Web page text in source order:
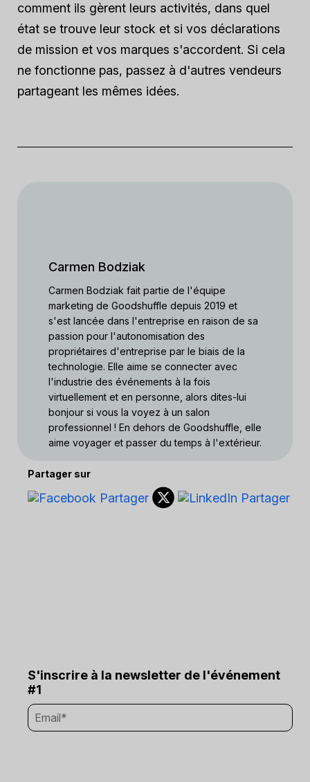
comment ils gèrent leurs activités, dans quel
état se trouve leur stock et si vos déclarations
de mission et vos marques s'accordent. Si cela
ne fonctionne pas, passez à d'autres vendeurs
partageant les mêmes idées.
Carmen Bodziak
Carmen Bodziak fait partie de l'équipe
marketing de Goodshuffle depuis 2019 et
s'est lancée dans l'entreprise en raison de sa
passion pour l'autonomisation des
propriétaires d'entreprise par le biais de la
technologie. Elle aime se connecter avec
l'industrie des événements à la fois
virtuellement et en personne, alors dites-lui
bonjour si vous la voyez à un salon
professionnel ! En dehors de Goodshuffle, elle
aime voyager et passer du temps à l'extérieur.
Partager sur
S'inscrire à la newsletter de l'événement
#1